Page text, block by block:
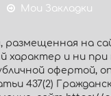
Мои Закладки
размещенная на
и ни при
офертой,
437(2)